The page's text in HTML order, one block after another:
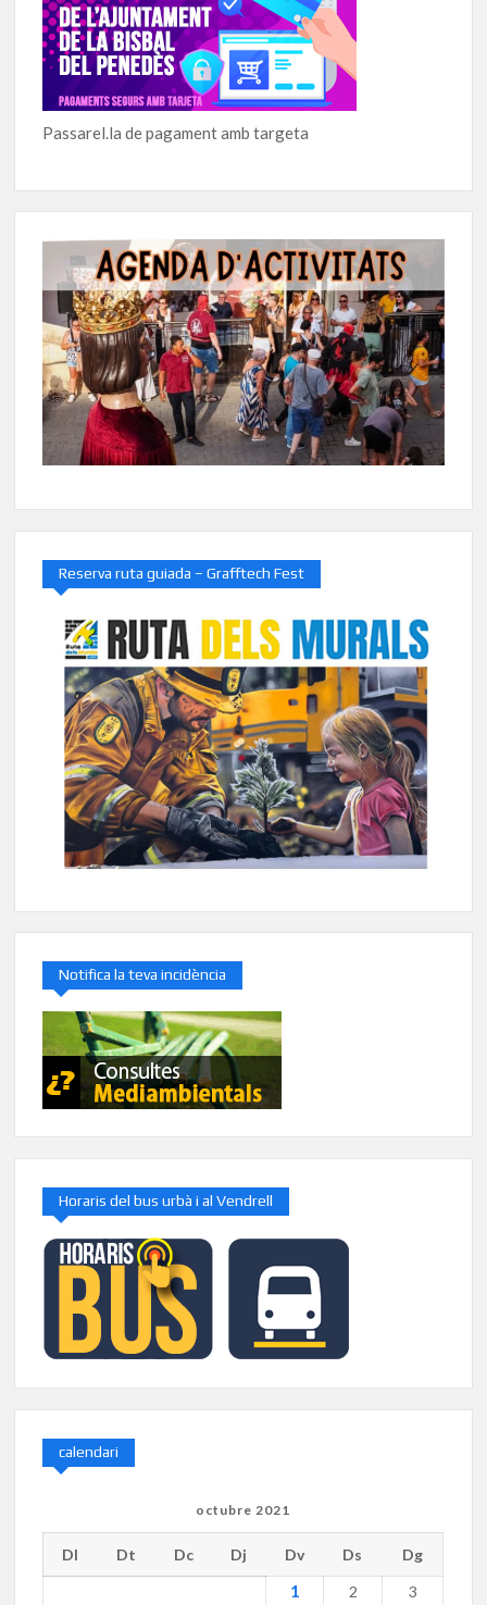
Passarel.la de pagament amb targeta
Reserva ruta guiada – Grafftech Fest
Notifica la teva incidència
Horaris del bus urbà i al Vendrell
calendari
octubre 2021
Dl Dt Dc Dj Dv Ds Dg
1 2 3